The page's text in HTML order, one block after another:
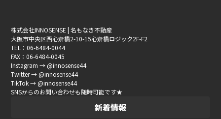
株式会社INNOSENSE | 名もなき不動産
大阪市中央区西心斎橋2-10-15心斎橋ロジック2F-F2
TEL：06-6484-0044
FAX：06-6484-0045
Instagram → @innosense44
Twitter → @innosense44
TikTok → @innosense44
SNSからのお問い合わせも随時可能です★
新着情報